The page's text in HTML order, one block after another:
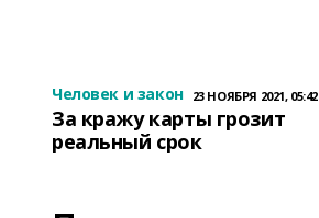
Человек и закон 23 НОЯБРЯ 2021, 05:42
За кражу карты грозит
реальный срок